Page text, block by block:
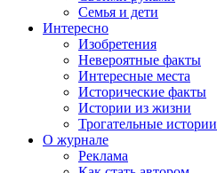
Семья и дети
Интересно
Изобретения
Невероятные факты
Интересные места
Исторические факты
Истории из жизни
Трогательные истории
О журнале
Реклама